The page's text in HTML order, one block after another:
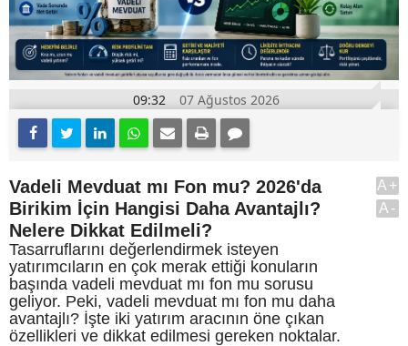
09:32 07 Ağustos 2026
Vadeli Mevduat mı Fon mu? 2026'da
Birikim İçin Hangisi Daha Avantajlı?
Nelere Dikkat Edilmeli?
Tasarruflarını değerlendirmek isteyen
yatırımcıların en çok merak ettiği konuların
başında vadeli mevduat mı fon mu sorusu
geliyor. Peki, vadeli mevduat mı fon mu daha
avantajlı? İşte iki yatırım aracının öne çıkan
özellikleri ve dikkat edilmesi gereken noktalar.
A+
A-